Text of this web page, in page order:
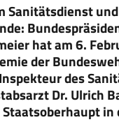
Sanitätsdienst
hat am 6.
der
des
Dr. Ulrich